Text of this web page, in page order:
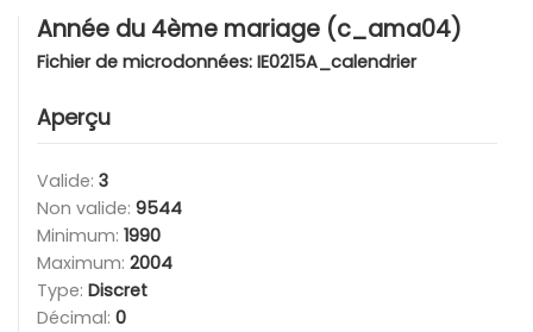
Année du 4ème mariage (c_ama04)
Fichier de microdonnées: IE0215A_calendrier
Aperçu
Valide: 3
Non valide: 9544
Minimum: 1990
Maximum: 2004
Type: Discret
Décimal: 0